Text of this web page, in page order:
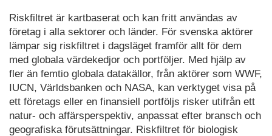
Riskfiltret är kartbaserat och kan fritt användas av
företag i alla sektorer och länder. För svenska aktörer
lämpar sig riskfiltret i dagsläget framför allt för dem
med globala värdekedjor och portföljer. Med hjälp av
fler än femtio globala datakällor, från aktörer som WWF,
IUCN, Världsbanken och NASA, kan verktyget visa på
ett företags eller en finansiell portföljs risker utifrån ett
natur- och affärsperspektiv, anpassat efter bransch och
geografiska förutsättningar. Riskfiltret för biologisk